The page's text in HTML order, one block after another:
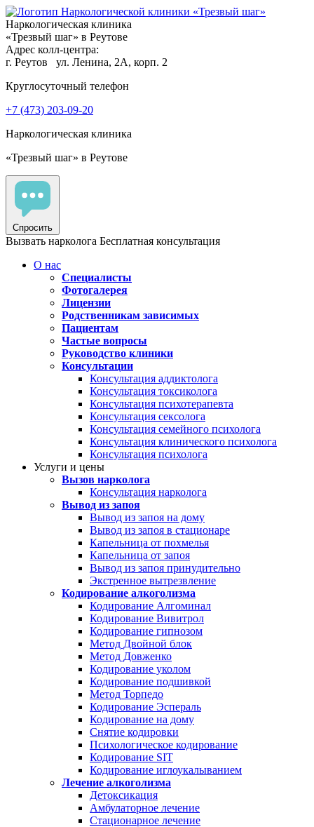
Наркологическая клиника
«Трезвый шаг» в Реутове
Адрес колл-центра:
г. Реутов
ул. Ленина, 2А, корп. 2
Круглосуточный телефон
+7 (473) 203-09-20
Наркологическая клиника
«Трезвый шаг» в Реутове
Спросить
Вызвать нарколога Бесплатная консультация
О нас
Специалисты
Фотогалерея
Лицензии
Родственникам зависимых
Пациентам
Частые вопросы
Руководство клиники
Консультации
Консультация аддиктолога
Консультация токсиколога
Консультация психотерапевта
Консультация сексолога
Консультация семейного психолога
Консультация клинического психолога
Консультация психолога
Услуги и цены
Вызов нарколога
Консультация нарколога
Вывод из запоя
Вывод из запоя на дому
Вывод из запоя в стационаре
Капельница от похмелья
Капельница от запоя
Вывод из запоя принудительно
Экстренное вытрезвление
Кодирование алкоголизма
Кодирование Алгоминал
Кодирование Вивитрол
Кодирование гипнозом
Метод Двойной блок
Метод Довженко
Кодирование уколом
Кодирование подшивкой
Метод Торпедо
Кодирование Эспераль
Кодирование на дому
Снятие кодировки
Психологическое кодирование
Кодирование SIT
Кодирование иглоукалыванием
Лечение алкоголизма
Детоксикация
Амбулаторное лечение
Стационарное лечение